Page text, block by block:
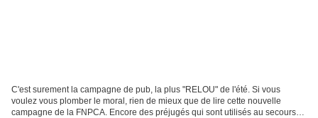
C'est surement la campagne de pub, la plus "RELOU" de l'été. Si vous
voulez vous plomber le moral, rien de mieux que de lire cette nouvelle
campagne de la FNPCA. Encore des préjugés qui sont utilisés au secours